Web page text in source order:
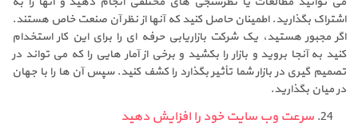
اشتراک بگذارید. اطمینان حاصل کنید که آنها از نظر آن صنعت خاص هستند.
اگر مجبور هستید، یک شرکت بازاریابی حرفه ای را برای این کار استخدام
کنید به آنجا بروید و بازار را بکشید و برخی از آمار هایی را که می تواند در
تصمیم گیری در بازار شما تأثیر بگذارد را کشف کنید. سپس آن ها را با جهان
در میان بگذارید.
سرعت وب سایت خود را افزایش دهید